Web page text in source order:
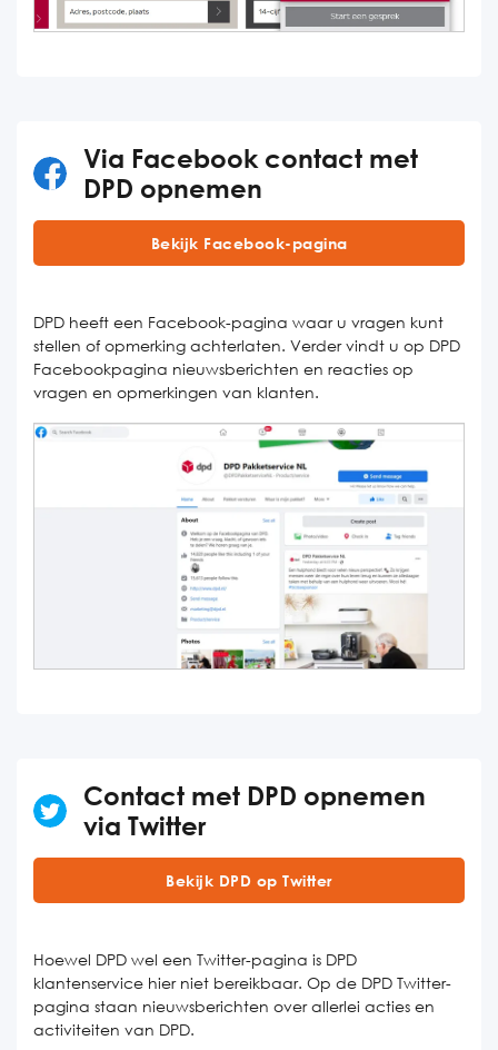
Via Facebook contact met
DPD opnemen
Bekijk Facebook-pagina
DPD heeft een Facebook-pagina waar u vragen kunt
stellen of opmerking achterlaten. Verder vindt u op DPD
Facebookpagina nieuwsberichten en reacties op
vragen en opmerkingen van klanten.
Contact met DPD opnemen
via Twitter
Bekijk DPD op Twitter
Hoewel DPD wel een Twitter-pagina is DPD
klantenservice hier niet bereikbaar. Op de DPD Twitter-
pagina staan nieuwsberichten over allerlei acties en
activiteiten van DPD.